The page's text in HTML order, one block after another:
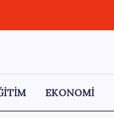
EKONOMİ